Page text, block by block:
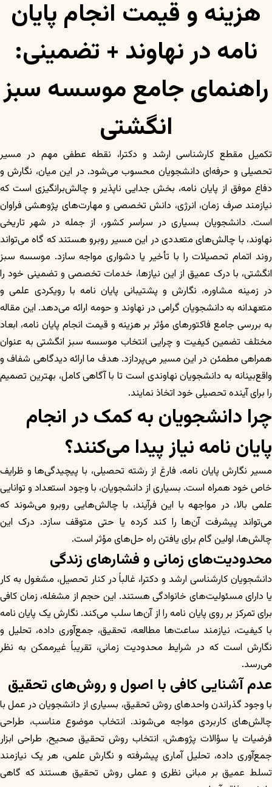
هزینه و قیمت انجام پایان
نامه در نهاوند + تضمینی:
راهنمای جامع موسسه سبز
انگشتی
تکمیل مقطع کارشناسی ارشد و دکترا، نقطه عطفی مهم در مسیر
تحصیلی و حرفه‌ای دانشجویان محسوب می‌شود. در این میان، نگارش و
دفاع موفق از پایان نامه، بخش جدایی ناپذیر و چالش‌برانگیزی است که
نیازمند صرف زمان، انرژی، دانش تخصصی و مهارت‌های پژوهشی فراوان
است. دانشجویان بسیاری در سراسر کشور، از جمله در شهر تاریخی
نهاوند، با چالش‌های متعددی در این مسیر روبرو هستند که گاه می‌تواند
روند اتمام تحصیلات را با تأخیر یا دشواری مواجه سازد. موسسه سبز
انگشتی، با درک عمیق از این نیازها، خدمات تخصصی و تضمینی خود را
در زمینه مشاوره، نگارش و پشتیبانی پایان نامه با رویکردی علمی و
متعهدانه به دانشجویان گرامی در نهاوند و حومه ارائه می‌دهد. این مقاله
به بررسی جامع فاکتورهای مؤثر بر هزینه و قیمت انجام پایان نامه، ابعاد
مختلف تضمین کیفیت و چرایی انتخاب موسسه سبز انگشتی به عنوان
همراهی مطمئن در این مسیر می‌پردازد. هدف ما ارائه دیدگاهی شفاف و
واقع‌بینانه به دانشجویان نهاوندی است تا با آگاهی کامل، بهترین تصمیم
را برای آینده تحصیلی خود اتخاذ نمایند.
چرا دانشجویان به کمک در انجام
پایان نامه نیاز پیدا می‌کنند؟
مسیر نگارش پایان نامه، فارغ از رشته تحصیلی، با پیچیدگی‌ها و ظرایف
خاص خود همراه است. بسیاری از دانشجویان، با وجود استعداد و توانایی
علمی بالا، در مواجهه با این فرآیند، با چالش‌هایی روبرو می‌شوند که
می‌تواند پیشرفت آن‌ها را کند کرده یا حتی متوقف سازد. درک این
چالش‌ها، اولین گام برای یافتن راه حل‌های مؤثر است.
محدودیت‌های زمانی و فشارهای زندگی
دانشجویان کارشناسی ارشد و دکترا، غالباً در کنار تحصیل، مشغول به کار
یا دارای مسئولیت‌های خانوادگی هستند. این حجم از مشغله، زمان کافی
برای تمرکز بر روی پایان نامه را از آن‌ها سلب می‌کند. نگارش یک پایان نامه
با کیفیت، نیازمند ساعت‌ها مطالعه، تحقیق، جمع‌آوری داده، تحلیل و
نگارش است که در شرایط محدودیت زمانی، تقریباً غیرممکن به نظر
می‌رسد.
عدم آشنایی کافی با اصول و روش‌های تحقیق
با وجود گذراندن واحدهای روش تحقیق، بسیاری از دانشجویان در عمل با
چالش‌های کاربردی مواجه می‌شوند. انتخاب موضوع مناسب، طراحی
فرضیات یا سؤالات پژوهش، انتخاب روش تحقیق صحیح، طراحی ابزار
جمع‌آوری داده، تحلیل آماری پیشرفته و نگارش علمی، هر یک نیازمند
تسلط عمیق بر مبانی نظری و عملی روش تحقیق هستند که گاهی